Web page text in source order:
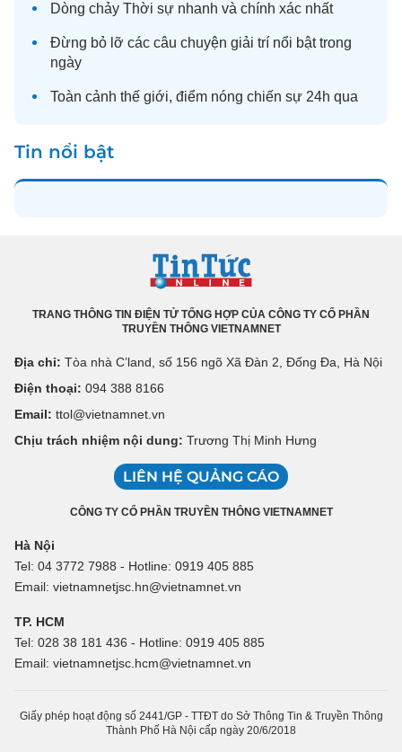
Dòng chảy Thời sự nhanh và chính xác nhất
Đừng bỏ lỡ các câu chuyện giải trí nổi bật trong
ngày
Toàn cảnh thế giới, điểm nóng chiến sự 24h qua
Tin nổi bật
TRANG THÔNG TIN ĐIỆN TỬ TỔNG HỢP CỦA CÔNG TY CỔ PHẦN
TRUYỀN THÔNG VIETNAMNET
Địa chỉ: Tòa nhà C’land, số 156 ngõ Xã Đàn 2, Đống Đa, Hà Nội
Điện thoại: 094 388 8166
Email: ttol@vietnamnet.vn
Chịu trách nhiệm nội dung: Trương Thị Minh Hưng
LIÊN HỆ QUẢNG CÁO
CÔNG TY CỔ PHẦN TRUYỀN THÔNG VIETNAMNET
Hà Nội
Tel: 04 3772 7988 - Hotline: 0919 405 885
Email: vietnamnetjsc.hn@vietnamnet.vn
TP. HCM
Tel: 028 38 181 436 - Hotline: 0919 405 885
Email: vietnamnetjsc.hcm@vietnamnet.vn
Giấy phép hoạt động số 2441/GP - TTĐT do Sở Thông Tin & Truyền Thông
Thành Phố Hà Nội cấp ngày 20/6/2018